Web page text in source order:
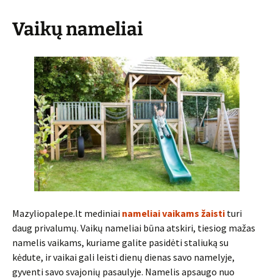
Vaikų nameliai
Mazyliopalepe.lt mediniai nameliai vaikams žaisti turi
daug privalumų. Vaikų nameliai būna atskiri, tiesiog mažas
namelis vaikams, kuriame galite pasidėti staliuką su
kėdute, ir vaikai gali leisti dienų dienas savo namelyje,
gyventi savo svajonių pasaulyje. Namelis apsaugo nuo